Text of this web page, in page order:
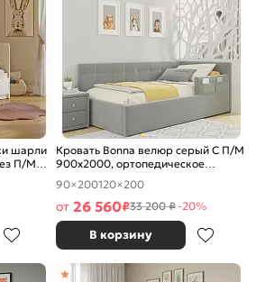
шарли
П/М
Кровать Bonna велюр серый С П/М
900x2000, ортопедическое
основание, изголовье мягкое
90×200120×200
от 26 560₽33 200 ₽-20%
В корзину